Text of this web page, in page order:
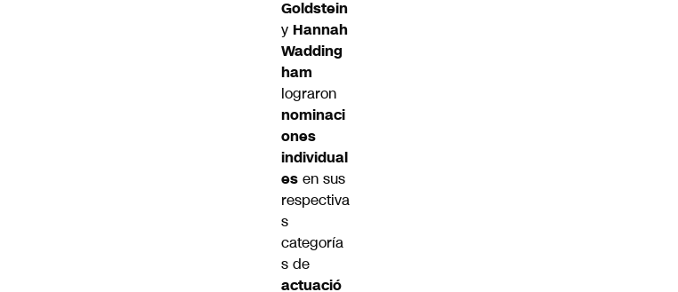
Goldstein
y Hannah
Wadding
ham
lograron
nominaci
ones
individual
es en sus
respectiva
s
categoría
s de
actuació